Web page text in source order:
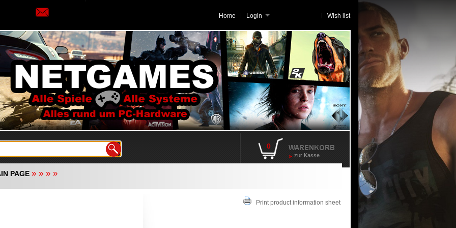
Home Login Wish list
0
zur Kasse
PAGE » » » »
Print product information sheet